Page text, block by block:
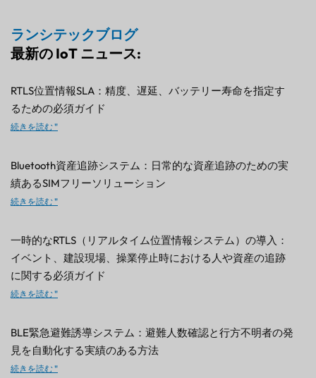
ランシテックブログ
最新の IoT ニュース:
RTLS位置情報SLA：精度、遅延、バッテリー寿命を指定す
るための必須ガイド
続きを読む "
Bluetooth資産追跡システム：日常的な資産追跡のための実
績あるSIMフリーソリューション
続きを読む "
一時的なRTLS（リアルタイム位置情報システム）の導入：
イベント、建設現場、操業停止時における人や資産の追跡
に関する必須ガイド
続きを読む "
BLE緊急避難誘導システム：避難人数確認と行方不明者の発
見を自動化する実績のある方法
続きを読む "